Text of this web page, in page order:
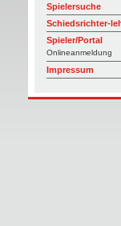
Spielersuche
Schiedsrichter-
Spieler/Portal
Onlineanmeldung
Impressum